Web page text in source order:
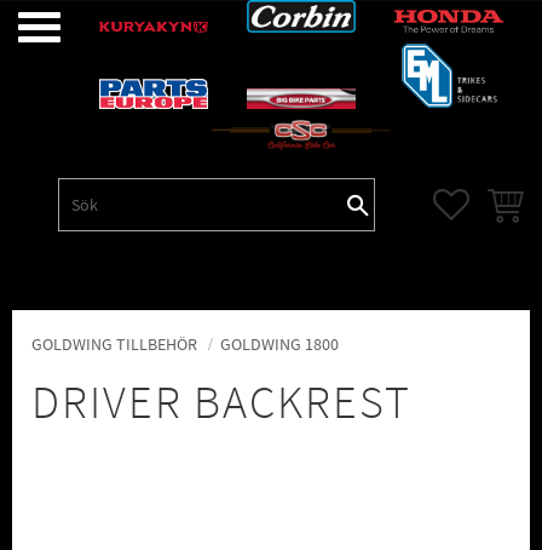
GOLDWING TILLBEHÖR GOLDWING 1800
DRIVER BACKREST